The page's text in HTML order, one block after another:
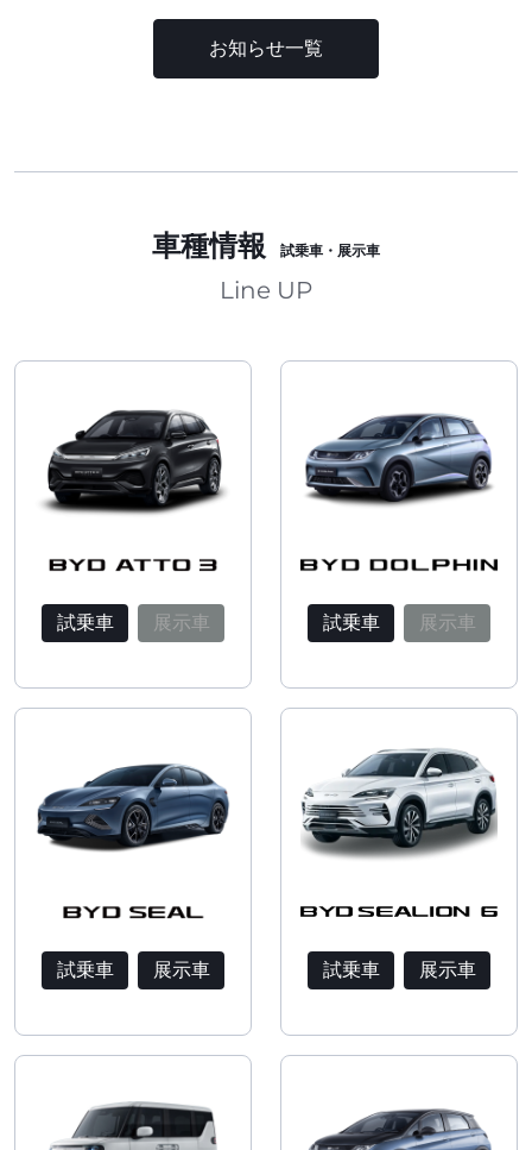
お知らせ一覧
車種情報 試乗車・展示車
Line UP
試乗車 展示車 試乗車 展示車
試乗車 展示車 試乗車 展示車